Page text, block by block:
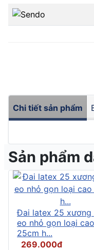
Chi tiết sản phẩm
Sản phẩm
Đai latex 25 xương
eo nhỏ gọn loại cao
25cm h...
269.000đ